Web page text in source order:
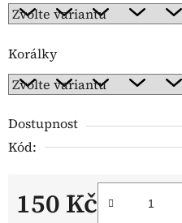
Korálky
Dostupnost
Kód:
150 Kč